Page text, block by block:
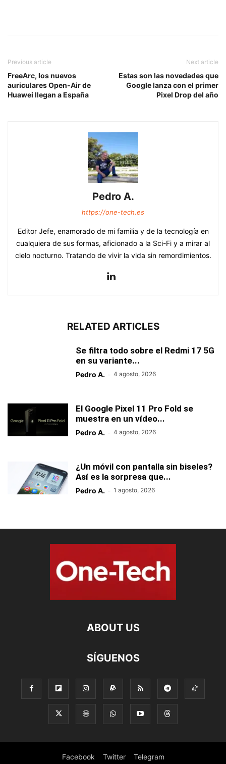
Previous article
FreeArc, los nuevos
auriculares Open-Air de
Huawei llegan a España
Next article
Estas son las novedades que
Google lanza con el primer
Pixel Drop del año
Pedro A.
https://one-tech.es
Editor Jefe, enamorado de mi familia y de la tecnología en
cualquiera de sus formas, aficionado a la Sci-Fi y a mirar al
cielo nocturno. Tratando de vivir la vida sin remordimientos.
RELATED ARTICLES
Se filtra todo sobre el Redmi 17 5G
en su variante...
Pedro A. - 4 agosto, 2026
El Google Pixel 11 Pro Fold se
muestra en un vídeo...
Pedro A. - 4 agosto, 2026
¿Un móvil con pantalla sin biseles?
Así es la sorpresa que...
Pedro A. - 1 agosto, 2026
ABOUT US
SÍGUENOS
Facebook Twitter Telegram